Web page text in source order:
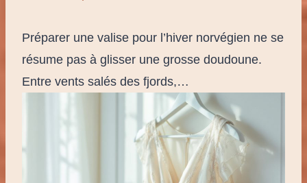
Préparer une valise pour l’hiver norvégien ne se
résume pas à glisser une grosse doudoune.
Entre vents salés des fjords,…